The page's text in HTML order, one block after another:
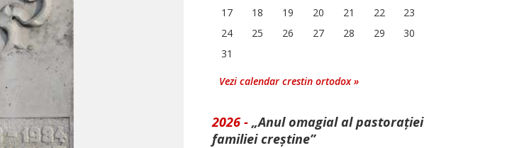
17
18 19 20 21 22
23
24
25 26 27 28 29
30
31
Vezi calendar crestin ortodox »
2026 - „Anul omagial al pastorației
familiei creștine”